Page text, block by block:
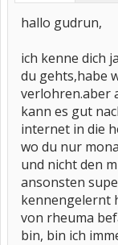
hallo gudrun,
ich kenne dich
du gehts,habe
verlohren.aber
kann es gut
internet in die
wo du nur
und nicht den
ansonsten
kennengelernt
von rheuma
bin, bin ich